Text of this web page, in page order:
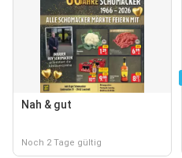
Nah & gut
Noch 2 Tage gültig